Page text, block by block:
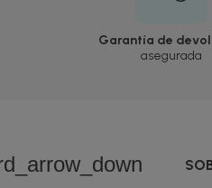
Garantía de
asegurada